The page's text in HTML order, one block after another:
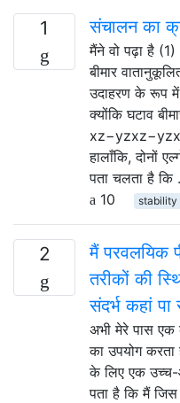
1 संचालन का
मैंने वो पढ़ा है
बीमार
उदाहरण के रूप
क्योंकि घटाव
हालाँकि, दोनों
पता चलता है कि
10
stability
2
मैं परवलयिक
तरीकों की
संदर्भ कहां
अभी मेरे पास एक
का उपयोग
के लिए एक उच्च-
पता है कि मैं जिस